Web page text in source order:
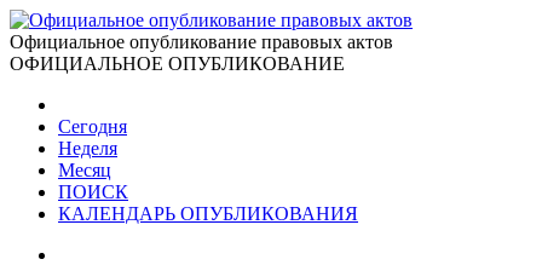
Официальное опубликование правовых актов
ОФИЦИАЛЬНОЕ ОПУБЛИКОВАНИЕ
Сегодня
Неделя
Месяц
ПОИСК
КАЛЕНДАРЬ ОПУБЛИКОВАНИЯ